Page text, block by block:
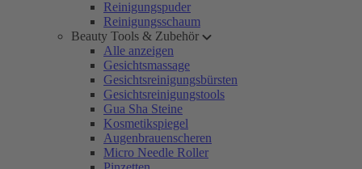
Reinigungspuder
Reinigungsschaum
Beauty Tools & Zubehör
Alle anzeigen
Gesichtsmassage
Gesichtsreinigungsbürsten
Gesichtsreinigungstools
Gua Sha Steine
Kosmetikspiegel
Augenbrauenscheren
Micro Needle Roller